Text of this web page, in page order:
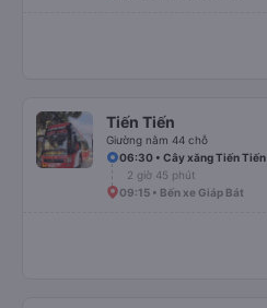
Tiến Tiến
Giường nằm 44 chỗ
06:30 • Cây xăng Tiến Tiến
2 giờ 45 phút
09:15 • Bến xe Giáp Bát